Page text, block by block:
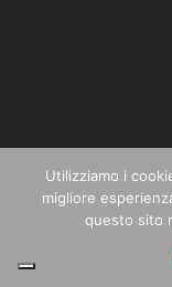
Utilizziamo i
migliore
questo sito